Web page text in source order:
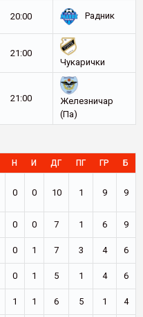
20:00 Радник
21:00
Чукарички
21:00
Железничар
(Па)
Н И ДГ ПГ ГР Б
0 0 10 1 9 9
0 0 7 1 6 9
0 1 7 3 4 6
0 1 5 1 4 6
1 1 6 5 1 4